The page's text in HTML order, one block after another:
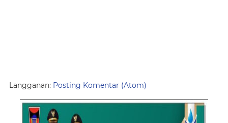
Langganan: Posting Komentar (Atom)